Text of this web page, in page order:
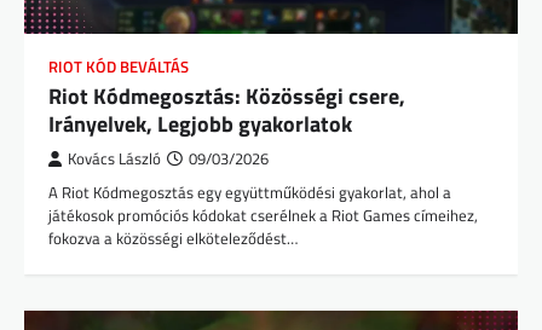
RIOT KÓD BEVÁLTÁS
Riot Kódmegosztás: Közösségi csere,
Irányelvek, Legjobb gyakorlatok
Kovács László 09/03/2026
A Riot Kódmegosztás egy együttműködési gyakorlat, ahol a
játékosok promóciós kódokat cserélnek a Riot Games címeihez,
fokozva a közösségi elköteleződést…